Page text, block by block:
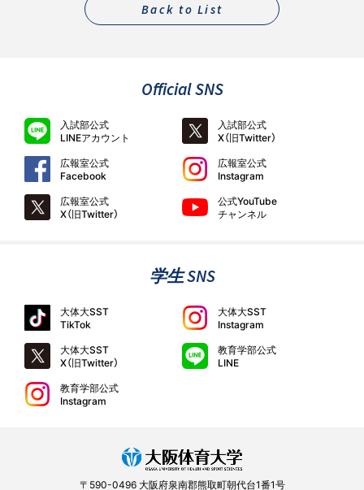
Back to List
Official SNS
入試部公式
LINEアカウント
入試部公式
X（旧Twitter）
広報室公式
Facebook
広報室公式
Instagram
広報室公式
X（旧Twitter）
公式YouTube
チャンネル
学生 SNS
大体大SST
TikTok
大体大SST
Instagram
大体大SST
X（旧Twitter）
教育学部公式
LINE
教育学部公式
Instagram
〒590-0496 大阪府泉南郡熊取町朝代台1番1号